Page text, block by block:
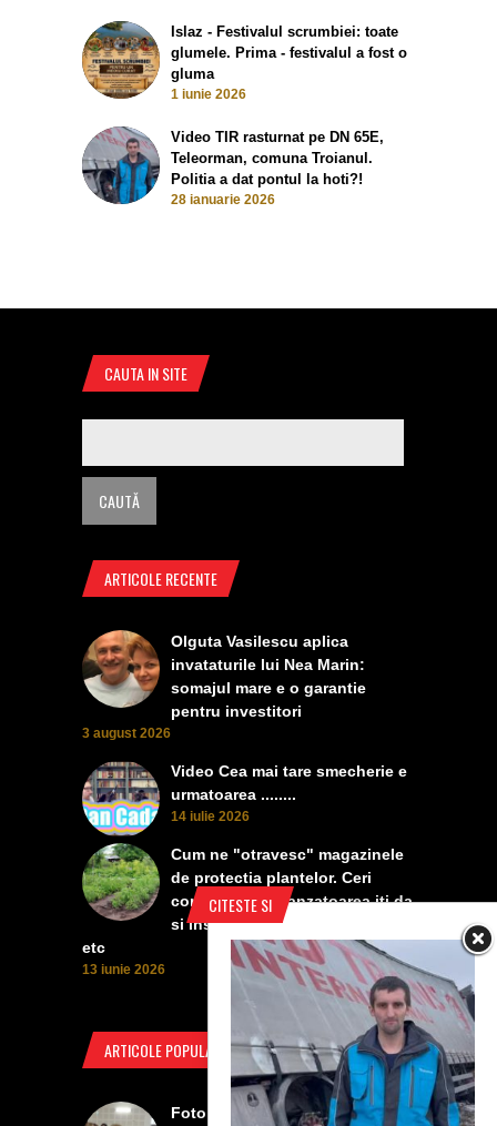
Islaz - Festivalul scrumbiei: toate
glumele. Prima - festivalul a fost o
gluma
1 iunie 2026
Video TIR rasturnat pe DN 65E,
Teleorman, comuna Troianul.
Politia a dat pontul la hoti?!
28 ianuarie 2026
CITESTE SI
CAUTA IN SITE
ARTICOLE RECENTE
Olguta Vasilescu aplica
invataturile lui Nea Marin:
somajul mare e o garantie
pentru investitori
3 august 2026
Video Cea mai tare smecherie e
urmatoarea ........
14 iulie 2026
Cum ne "otravesc" magazinele
de protectia plantelor. Ceri
contra manei, vanzatoarea iti da
si insecticid, pentru dezvoltare,
etc
13 iunie 2026
ARTICOLE POPULARE
Foto Izbiceni - Lumea buna a